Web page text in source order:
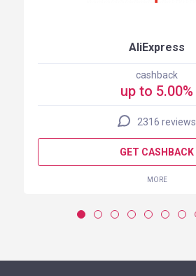
AliExpress
cashback
up to 5.00%
2316 reviews
GET CASHBACK
MORE